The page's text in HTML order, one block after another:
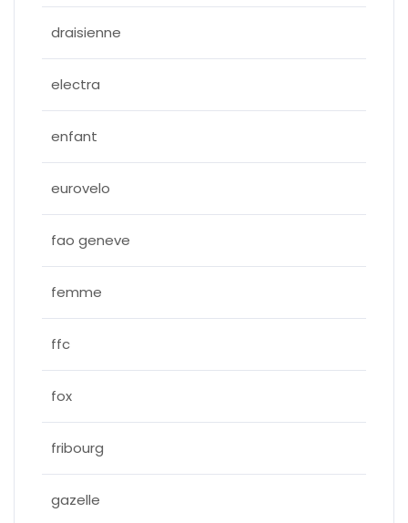
draisienne
electra
enfant
eurovelo
fao geneve
femme
ffc
fox
fribourg
gazelle